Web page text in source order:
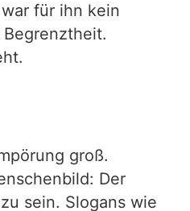
für ihn kein
groß.
Der
sein. Slogans wie